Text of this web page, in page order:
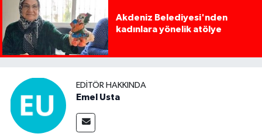
Akdeniz Belediyesi'nden
kadınlara yönelik atölye
EDITÖR HAKKINDA
Emel Usta